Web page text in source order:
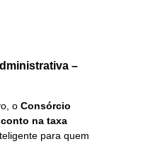
–
o Consórcio
na taxa
para quem